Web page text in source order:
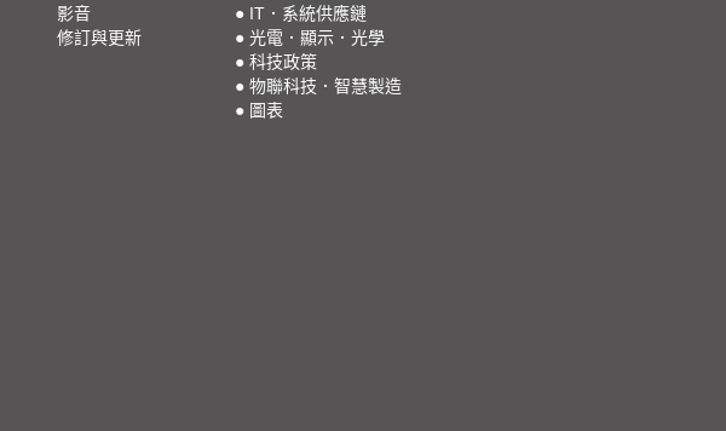
影音
修訂與更新
● IT．系統供應鏈
● 光電．顯示．光學
● 科技政策
● 物聯科技．智慧製造
● 圖表